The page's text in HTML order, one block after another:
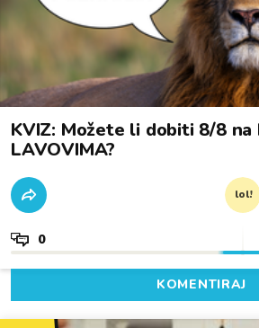
KVIZ: Možete li dobiti 8/8 na
LAVOVIMA?
lol!
0
KOMENTIRAJ